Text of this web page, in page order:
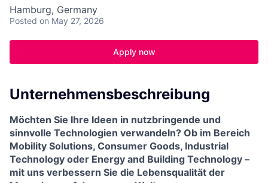
Hamburg, Germany
Posted on May 27, 2026
Apply now
Unternehmensbeschreibung
Möchten Sie Ihre Ideen in nutzbringende und
sinnvolle Technologien verwandeln? Ob im Bereich
Mobility Solutions, Consumer Goods, Industrial
Technology oder Energy and Building Technology –
mit uns verbessern Sie die Lebensqualität der